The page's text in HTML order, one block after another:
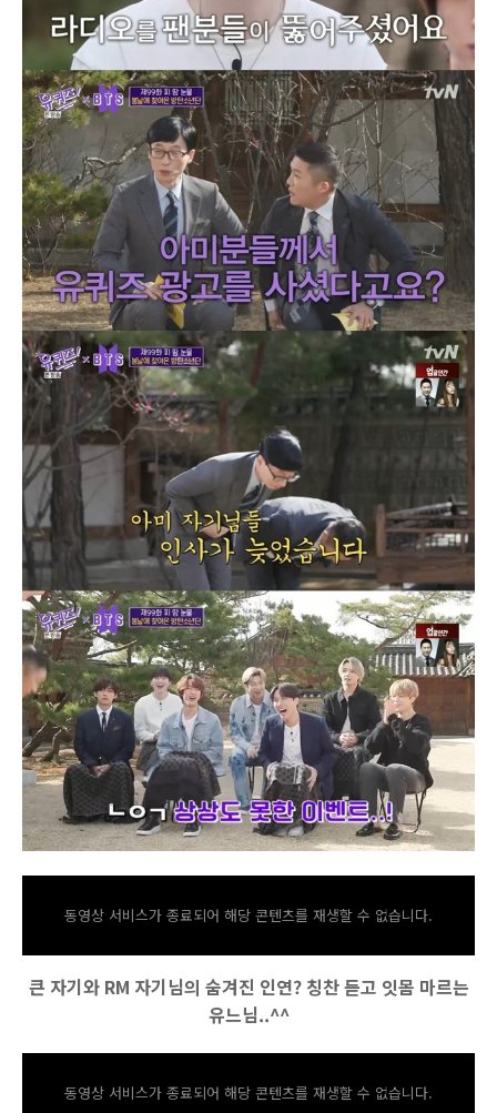
동영상 서비스가 종료되어 해당 콘텐츠를 재생할 수 없습니다.
큰 자기와 RM 자기님의 숨겨진 인연? 칭찬 듣고 잇몸 마르는
유느님..^^
동영상 서비스가 종료되어 해당 콘텐츠를 재생할 수 없습니다.